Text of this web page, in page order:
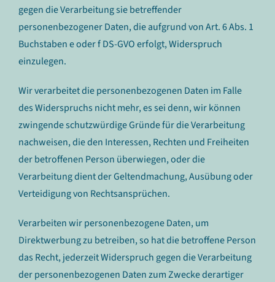
gegen die Verarbeitung sie betreffender
personenbezogener Daten, die aufgrund von Art. 6 Abs. 1
Buchstaben e oder f DS-GVO erfolgt, Widerspruch
einzulegen.
Wir verarbeitet die personenbezogenen Daten im Falle
des Widerspruchs nicht mehr, es sei denn, wir können
zwingende schutzwürdige Gründe für die Verarbeitung
nachweisen, die den Interessen, Rechten und Freiheiten
der betroffenen Person überwiegen, oder die
Verarbeitung dient der Geltendmachung, Ausübung oder
Verteidigung von Rechtsansprüchen.
Verarbeiten wir personenbezogene Daten, um
Direktwerbung zu betreiben, so hat die betroffene Person
das Recht, jederzeit Widerspruch gegen die Verarbeitung
der personenbezogenen Daten zum Zwecke derartiger